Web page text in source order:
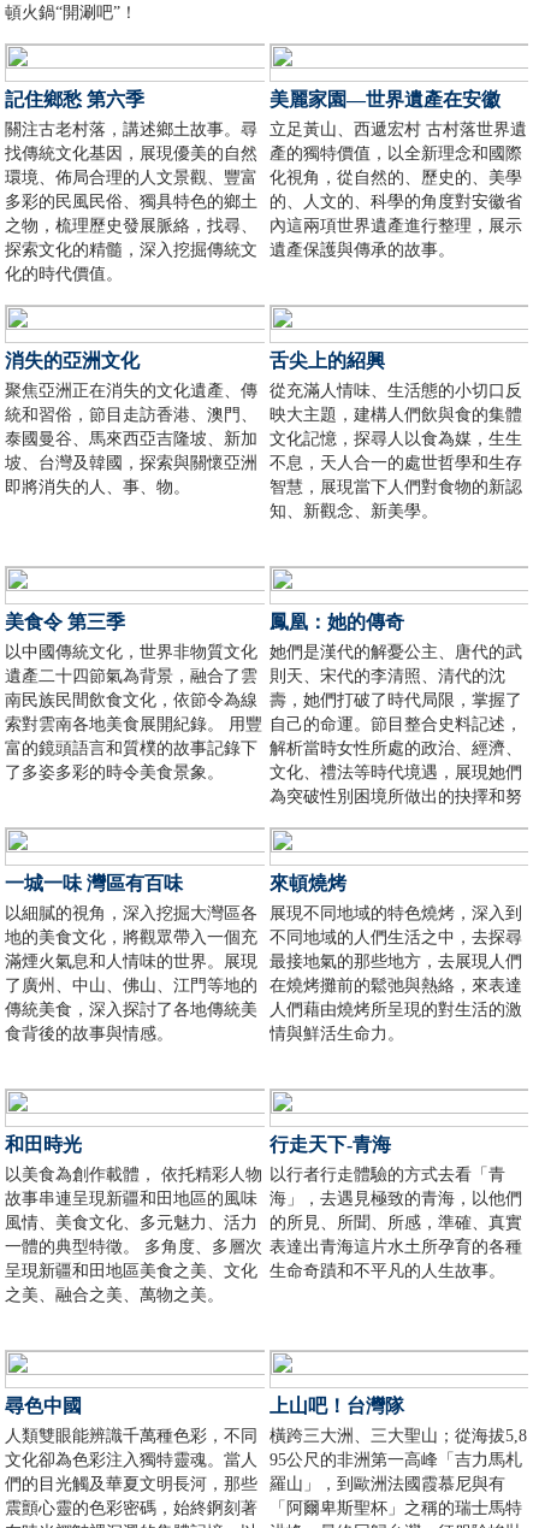
頓火鍋“開涮吧”！
記住鄉愁 第六季
關注古老村落，講述鄉土故事。尋
找傳統文化基因，展現優美的自然
環境、佈局合理的人文景觀、豐富
多彩的民風民俗、獨具特色的鄉土
之物，梳理歷史發展脈絡，找尋、
探索文化的精髓，深入挖掘傳統文
化的時代價值。
美麗家園—世界遺產在安徽
立足黃山、西遞宏村 古村落世界遺
產的獨特價值，以全新理念和國際
化視角，從自然的、歷史的、美學
的、人文的、科學的角度對安徽省
內這兩項世界遺產進行整理，展示
遺產保護與傳承的故事。
消失的亞洲文化
聚焦亞洲正在消失的文化遺產、傳
統和習俗，節目走訪香港、澳門、
泰國曼谷、馬來西亞吉隆坡、新加
坡、台灣及韓國，探索與關懷亞洲
即將消失的人、事、物。
舌尖上的紹興
從充滿人情味、生活態的小切口反
映大主題，建構人們飲與食的集體
文化記憶，探尋人以食為媒，生生
不息，天人合一的處世哲學和生存
智慧，展現當下人們對食物的新認
知、新觀念、新美學。
美食令 第三季
以中國傳統文化，世界非物質文化
遺產二十四節氣為背景，融合了雲
南民族民間飲食文化，依節令為線
索對雲南各地美食展開紀錄。 用豐
富的鏡頭語言和質樸的故事記錄下
了多姿多彩的時令美食景象。
鳳凰：她的傳奇
她們是漢代的解憂公主、唐代的武
則天、宋代的李清照、清代的沈
壽，她們打破了時代局限，掌握了
自己的命運。節目整合史料記述，
解析當時女性所處的政治、經濟、
文化、禮法等時代境遇，展現她們
為突破性別困境所做出的抉擇和努
一城一味 灣區有百味
以細膩的視角，深入挖掘大灣區各
地的美食文化，將觀眾帶入一個充
滿煙火氣息和人情味的世界。展現
了廣州、中山、佛山、江門等地的
傳統美食，深入探討了各地傳統美
食背後的故事與情感。
來頓燒烤
展現不同地域的特色燒烤，深入到
不同地域的人們生活之中，去探尋
最接地氣的那些地方，去展現人們
在燒烤攤前的鬆弛與熱絡，來表達
人們藉由燒烤所呈現的對生活的激
情與鮮活生命力。
和田時光
以美食為創作載體， 依托精彩人物
故事串連呈現新疆和田地區的風味
風情、美食文化、多元魅力、活力
一體的典型特徵。 多角度、多層次
呈現新疆和田地區美食之美、文化
之美、融合之美、萬物之美。
行走天下-青海
以行者行走體驗的方式去看「青
海」，去遇見極致的青海，以他們
的所見、所聞、所感，準確、真實
表達出青海這片水土所孕育的各種
生命奇蹟和不平凡的人生故事。
尋色中國
人類雙眼能辨識千萬種色彩，不同
文化卻為色彩注入獨特靈魂。當人
們的目光觸及華夏文明長河，那些
震顫心靈的色彩密碼，始終錒刻著
上山吧！台灣隊
橫跨三大洲、三大聖山；從海拔5,8
95公尺的非洲第一高峰「吉力馬札
羅山」，到歐洲法國霞慕尼與有
「阿爾卑斯聖杯」之稱的瑞士馬特